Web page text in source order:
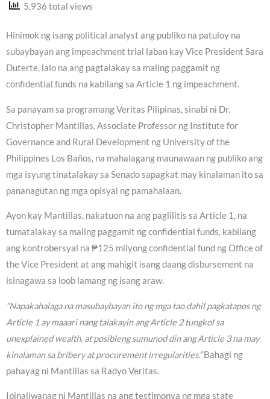
5,936 total views
Hinimok ng isang political analyst ang publiko na patuloy na
subaybayan ang impeachment trial laban kay Vice President Sara
Duterte, lalo na ang pagtalakay sa maling paggamit ng
confidential funds na kabilang sa Article 1 ng impeachment.
Sa panayam sa programang Veritas Pilipinas, sinabi ni Dr.
Christopher Mantillas, Associate Professor ng Institute for
Governance and Rural Development ng University of the
Philippines Los Baños, na mahalagang maunawaan ng publiko ang
mga isyung tinatalakay sa Senado sapagkat may kinalaman ito sa
pananagutan ng mga opisyal ng pamahalaan.
Ayon kay Mantillas, nakatuon na ang paglilitis sa Article 1, na
tumatalakay sa maling paggamit ng confidential funds, kabilang
ang kontrobersyal na ₱125 milyong confidential fund ng Office of
the Vice President at ang mahigit isang daang disbursement na
isinagawa sa loob lamang ng isang araw.
“Napakahalaga na masubaybayan ito ng mga tao dahil pagkatapos ng
Article 1 ay maaari nang talakayin ang Article 2 tungkol sa
unexplained wealth, at posibleng sumunod din ang Article 3 na may
kinalaman sa bribery at procurement irregularities.”Bahagi ng
pahayag ni Mantillas sa Radyo Veritas.
Ipinaliwanag ni Mantillas na ang testimonya ng mga state